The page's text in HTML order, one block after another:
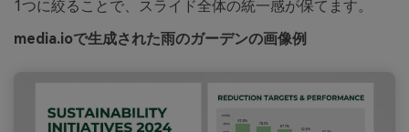
1つに絞ることで、スライド全体の統一感が保てます。
media.ioで生成された雨のガーデンの画像例